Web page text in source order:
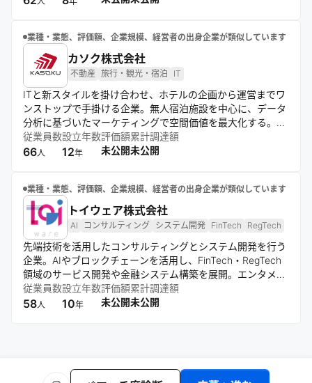
活かし、持続可能な社会の実現を目指す。
業種・業態、評価額、企業規模、経営者の出身企業が類似しています
カソク株式会社
不動産 旅行・観光・宿泊 IT
ITと新スタイルを掛け合わせ、ホテルの企画から運営までワ
ンストップで手掛ける企業。無人宿泊施設を中心に、データ
分析に基づいたマーケティングで空間価値を最大化する。ア
パートメントホテル領域でトップを目指し、訪日外国人へ豊
かな滞在環境を提供。新しいアイデアで宿泊業界の変革と魅
従業員数
66人
設立年数
12年
評価額
未公開
累計調達額
未公開
業種・業態、評価額、企業規模、経営者の出身企業が類似しています
トイウェア株式会社
AI コンサルティング システム開発 FinTech RegTech
先端技術を活用したコンサルティングとシステム開発を行う
企業。AIやブロックチェーンを活用し、FinTech・RegTech
領域のサービス開発や金融システム構築を展開。エンタメ領
域ではファンコミュニティサービスも提供し、コンサルティ
ングと開発を組み合わせて事業成長を支援する。
従業員数
58人
設立年数
10年
評価額
未公開
累計調達額
未公開